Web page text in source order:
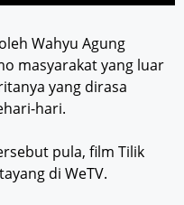
Wahyu Agung
masyarakat yang luar
yang dirasa
hari.
pula, film Tilik
di WeTV.